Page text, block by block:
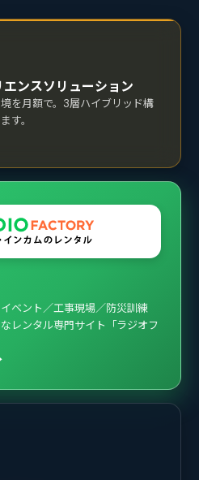
ンスソリューション
を月額で。3層ハイブリッド構
す。
ベント／工事現場／防災訓練
レンタル専門サイト「ラジオフ